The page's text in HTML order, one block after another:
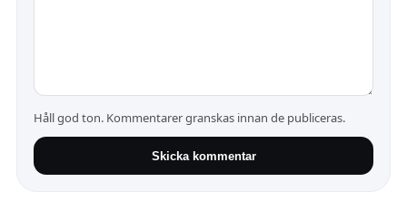
Håll god ton. Kommentarer granskas innan de publiceras.
Skicka kommentar